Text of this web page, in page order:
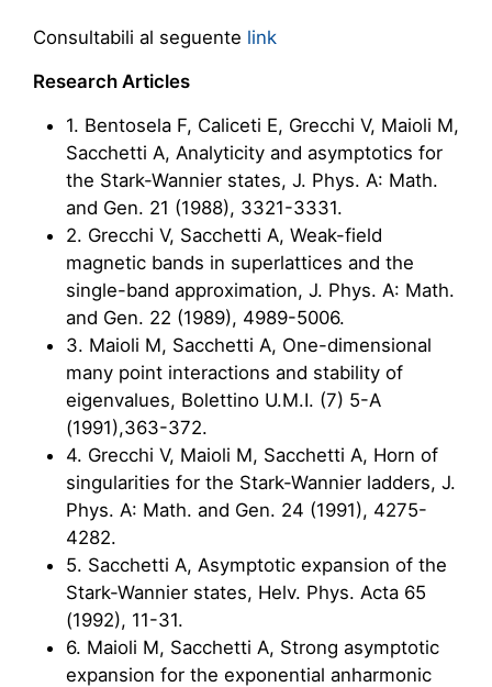
Consultabili al seguente link
Research Articles
1. Bentosela F, Caliceti E, Grecchi V, Maioli M,
Sacchetti A, Analyticity and asymptotics for
the Stark-Wannier states, J. Phys. A: Math.
and Gen. 21 (1988), 3321-3331.
2. Grecchi V, Sacchetti A, Weak-field
magnetic bands in superlattices and the
single-band approximation, J. Phys. A: Math.
and Gen. 22 (1989), 4989-5006.
3. Maioli M, Sacchetti A, One-dimensional
many point interactions and stability of
eigenvalues, Bolettino U.M.I. (7) 5-A
(1991),363-372.
4. Grecchi V, Maioli M, Sacchetti A, Horn of
singularities for the Stark-Wannier ladders, J.
Phys. A: Math. and Gen. 24 (1991), 4275-
4282.
5. Sacchetti A, Asymptotic expansion of the
Stark-Wannier states, Helv. Phys. Acta 65
(1992), 11-31.
6. Maioli M, Sacchetti A, Strong asymptotic
expansion for the exponential anharmonic